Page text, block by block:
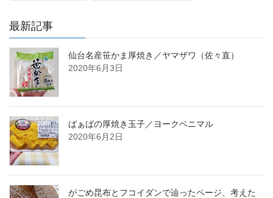
最新記事
仙台名産笹かま厚焼き／ヤマザワ（佐々直）
2020年6月3日
ばぁばの厚焼き玉子／ヨークベニマル
2020年6月2日
がごめ昆布とフコイダンで辿ったページ、考えた